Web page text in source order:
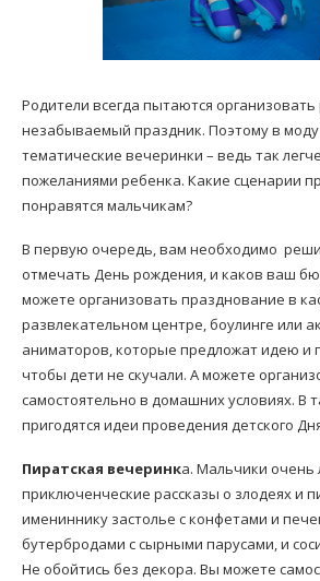
Родители всегда пытаются
незабываемый праздник. Поэтому в
тематические вечеринки – ведь так
пожеланиями ребенка. Какие сценарии
понравятся мальчикам?
В первую очередь, вам необходимо
отмечать День рождения, и каков ваш
можете организовать празднование в
развлекательном центре, боулинге или
аниматоров, которые предложат идею и
чтобы дети не скучали. А можете
самостоятельно в домашних условиях. В
пригодятся идеи проведения детского
Пиратская вечеринка. Мальчики очень
приключенческие рассказы о злодеях и
имениннику застолье с конфетами и
бутербродами с сырными парусами, и
Не обойтись без декора. Вы можете